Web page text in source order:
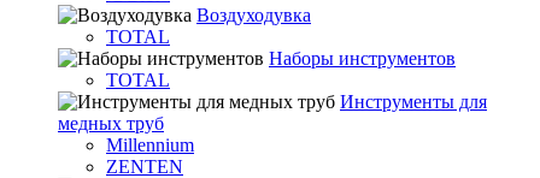
Воздуходувка
TOTAL
Наборы инструментов
TOTAL
Инструменты для
медных труб
Millennium
ZENTEN